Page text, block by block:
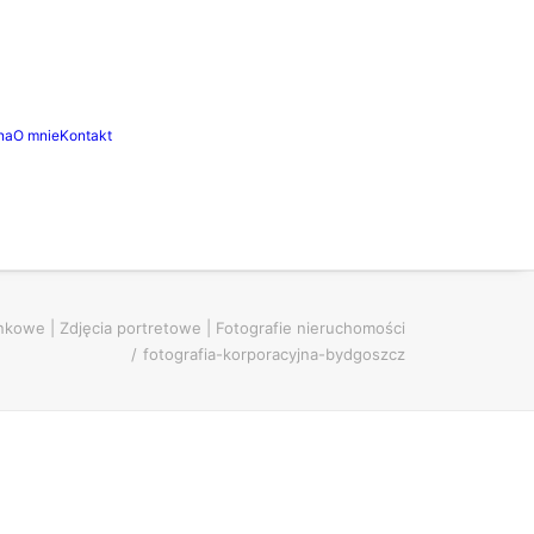
O mnieKontakt
| Zdjęcia portretowe | Fotografie nieruchomości
fotografia-korporacyjna-bydgoszcz